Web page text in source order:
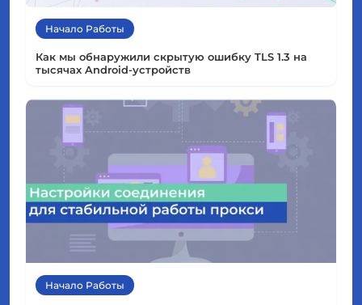
Начало Работы
Как мы обнаружили скрытую ошибку TLS 1.3 на
тысячах Android-устройств
Начало Работы